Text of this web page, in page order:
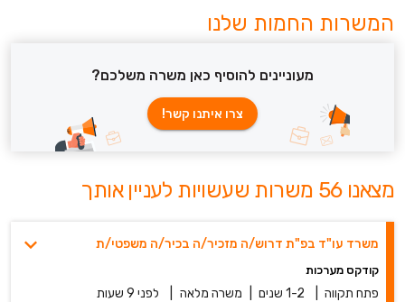
המשרות החמות שלנו
מעוניינים להוסיף כאן משרה משלכם?
צרו איתנו קשר!
מצאנו 56 משרות שעשויות לעניין אותך
משרד עו"ד בפ"ת דרוש/ה מזכיר/ה בכיר/ה משפטי/ת
קודקס מערכות
פתח תקווה 1-2 שנים משרה מלאה לפני 9 שעות